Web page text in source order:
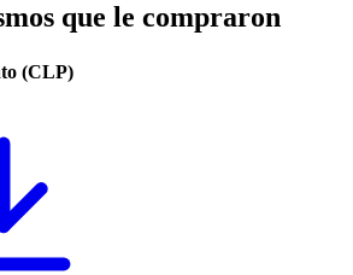
que le compraron
(CLP)